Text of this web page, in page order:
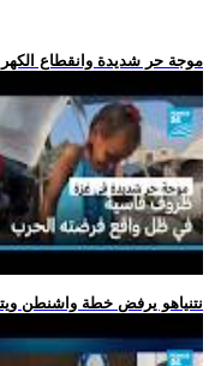
.. موجة حر شديدة وانقطاع
.. نتنياهو يرفض خطة واشنطن